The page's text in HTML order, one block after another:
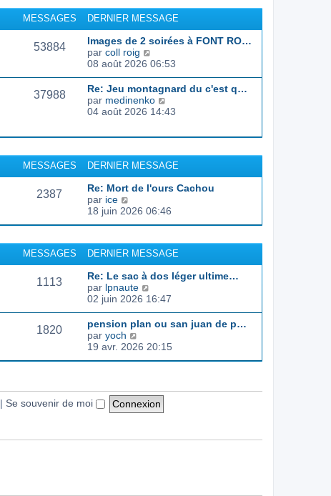
s
a
e
r
e
s
e
l
e
d
e
n
i
e
r
m
a
g
e
l
t
e
r
e
d
e
r
n
e
m
e
s
s
g
e
MESSAGES DERNIER MESSAGE
53884
Images de 2 soirées à FONT RO…
par coll roig
o
s
u
l
l
e
d
e
n
i
r
m
e
s
a
g
e
08 août 2026 06:53
37988
Re: Jeu montagnard du c'est q…
par medinenko
o
l
t
e
r
e
d
r
n
e
r
m
e
s
a
g
04 août 2026 14:43
MESSAGES DERNIER MESSAGE
2387
Re: Mort de l'ours Cachou
par ice
o
u
t
e
r
l
e
d
e
r
n
r
m
e
s
18 juin 2026 06:46
MESSAGES DERNIER MESSAGE
1113
Re: Le sac à dos léger ultime…
par lpnaute
o
s
l
l
e
d
02 juin 2026 16:47
1820
pension plan ou san juan de p…
par yoch
o
l
t
e
l
19 avr. 2026 20:15
| Se souvenir de moi